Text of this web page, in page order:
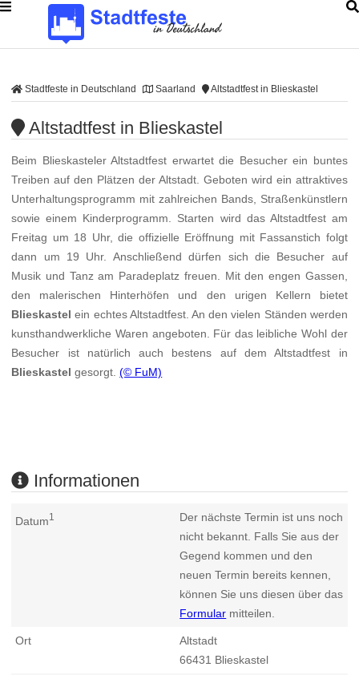
Stadtfeste in Deutschland Saarland Altstadtfest in Blieskastel
Altstadtfest in Blieskastel
Beim Blieskasteler Altstadtfest erwartet die Besucher ein buntes
Treiben auf den Plätzen der Altstadt. Geboten wird ein attraktives
Unterhaltungsprogramm mit zahlreichen Bands, Straßenkünstlern
sowie einem Kinderprogramm. Starten wird das Altstadtfest am
Freitag um 18 Uhr, die offizielle Eröffnung mit Fassanstich folgt
dann um 19 Uhr. Anschließend dürfen sich die Besucher auf
Musik und Tanz am Paradeplatz freuen. Mit den engen Gassen,
den malerischen Hinterhöfen und den urigen Kellern bietet
Blieskastel ein echtes Altstadtfest. An den vielen Ständen werden
kunsthandwerkliche Waren angeboten. Für das leibliche Wohl der
Besucher ist natürlich auch bestens auf dem Altstadtfest in
Blieskastel gesorgt.(© FuM)
Informationen
Datum1
Der nächste Termin ist uns noch
nicht bekannt. Falls Sie aus der
Gegend kommen und den
neuen Termin bereits kennen,
können Sie uns diesen über das
Formular mitteilen.
Ort
Altstadt
66431 Blieskastel